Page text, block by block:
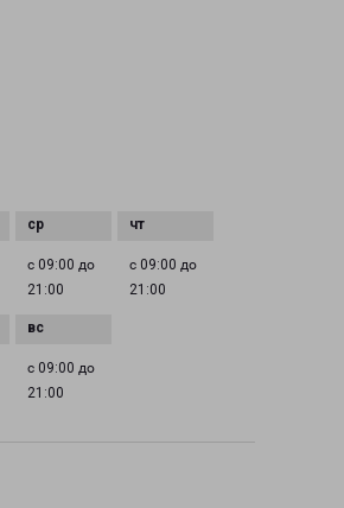
с 09:00 до
21:00
с 09:00 до
21:00
с 09:00 до
21:00